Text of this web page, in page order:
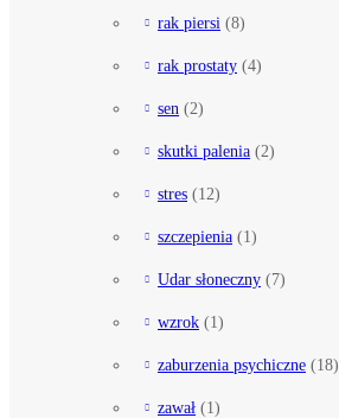
rak piersi (8)
rak prostaty (4)
sen (2)
skutki palenia (2)
stres (12)
szczepienia (1)
Udar słoneczny (7)
wzrok (1)
zaburzenia psychiczne (18)
zawał (1)